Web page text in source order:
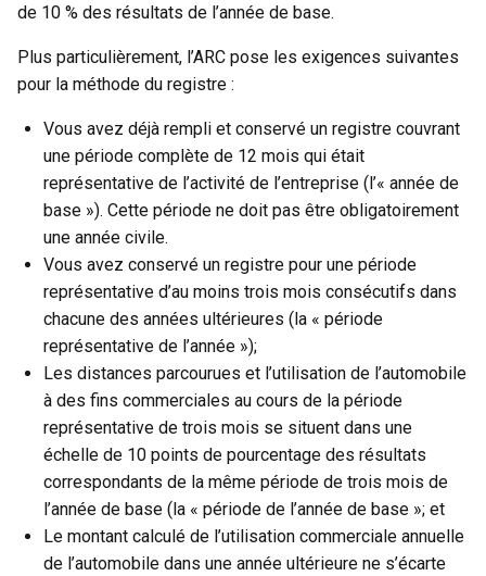
de 10 % des résultats de l’année de base.
Plus particulièrement, l’ARC pose les exigences suivantes
pour la méthode du registre :
Vous avez déjà rempli et conservé un registre couvrant
une période complète de 12 mois qui était
représentative de l’activité de l’entreprise (l’« année de
base »). Cette période ne doit pas être obligatoirement
une année civile.
Vous avez conservé un registre pour une période
représentative d’au moins trois mois consécutifs dans
chacune des années ultérieures (la « période
représentative de l’année »);
Les distances parcourues et l’utilisation de l’automobile
à des fins commerciales au cours de la période
représentative de trois mois se situent dans une
échelle de 10 points de pourcentage des résultats
correspondants de la même période de trois mois de
l’année de base (la « période de l’année de base »; et
Le montant calculé de l’utilisation commerciale annuelle
de l’automobile dans une année ultérieure ne s’écarte